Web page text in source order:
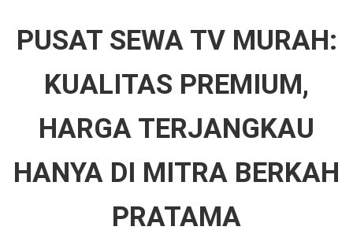
PUSAT SEWA TV MURAH:
KUALITAS PREMIUM,
HARGA TERJANGKAU
HANYA DI MITRA BERKAH
PRATAMA